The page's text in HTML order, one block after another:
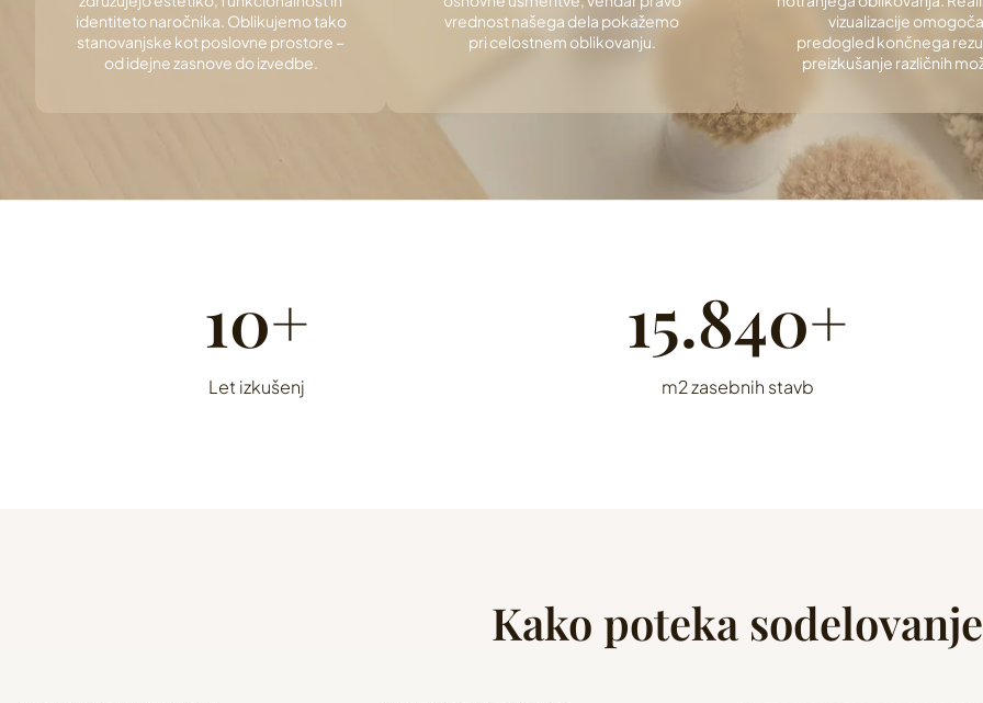
identiteto naročnika. Oblikujemo tako
stanovanjske kot poslovne prostore –
od idejne zasnove do izvedbe.
vrednost našega dela pokažemo
pri celostnem oblikovanju.
vizualizacije
predogled končnega
preizkušanje različnih
12+
Let izkušenj
20.000+
m2 zasebnih stavb
Kako poteka sodelovanje